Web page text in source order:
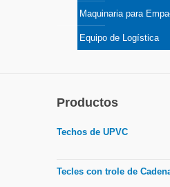
Maquinaria para
Equipo de Logística
Productos
Techos de UPVC
Tecles con trole de